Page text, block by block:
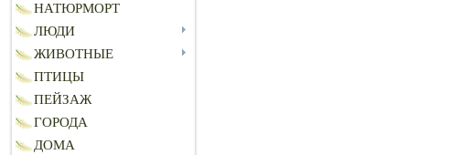
НАТЮРМОРТ
ЛЮДИ
ЖИВОТНЫЕ
ПТИЦЫ
ПЕЙЗАЖ
ГОРОДА
ДОМА